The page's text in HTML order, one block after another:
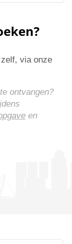
via onze
ontvangen?
en